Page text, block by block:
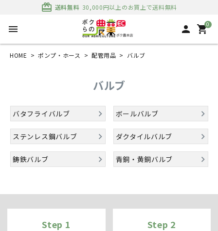
card_giftcard 送料無料 30,000円以上のお買上で送料無料
menu person 0
shopping_cart
HOME ポンプ・ホース 配管用品 バルブ
バルブ
バタフライバルブ ボールバルブ
ステンレス鋼バルブ ダクタイルバルブ
鋳鉄バルブ 青銅・黄銅バルブ
Step 1 Step 2